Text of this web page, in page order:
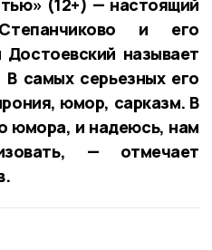
и его
называет
самых серьезных его
юмор, сарказм. В
юмора, и надеюсь, нам
— отмечает